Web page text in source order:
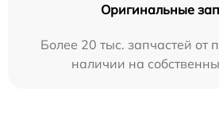
Оригинальные
Более 20 тыс. запчастей от
наличии на